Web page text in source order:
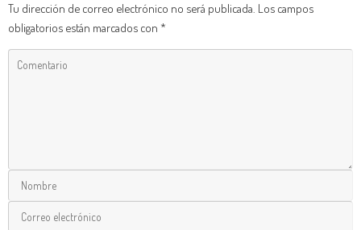
Tu dirección de correo electrónico no será publicada. Los campos
obligatorios están marcados con *